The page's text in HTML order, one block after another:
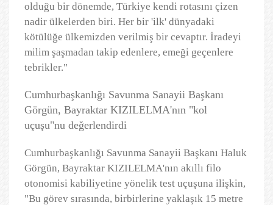
olduğu bir dönemde, Türkiye kendi rotasını çizen
nadir ülkelerden biri. Her bir 'ilk' dünyadaki
kötülüğe ülkemizden verilmiş bir cevaptır. İradeyi
milim şaşmadan takip edenlere, emeği geçenlere
tebrikler."
Cumhurbaşkanlığı Savunma Sanayii Başkanı
Görgün, Bayraktar KIZILELMA'nın "kol
uçuşu"nu değerlendirdi
Cumhurbaşkanlığı Savunma Sanayii Başkanı Haluk
Görgün, Bayraktar KIZILELMA'nın akıllı filo
otonomisi kabiliyetine yönelik test uçuşuna ilişkin,
"Bu görev sırasında, birbirlerine yaklaşık 15 metre